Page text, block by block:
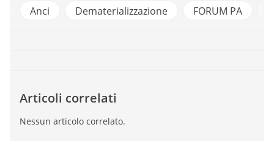
Anci Dematerializzazione FORUM PA
Articoli correlati
Nessun articolo correlato.